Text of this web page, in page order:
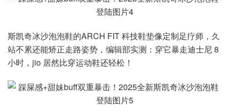
斯凯奇冰沙泡泡鞋的ARCH FIT 科技鞋垫像定制足疗师，久
站不累还能矫正走路姿势，编辑部实测：穿它暴走迪士尼 8
小时，jio 居然比穿运动鞋还轻松！